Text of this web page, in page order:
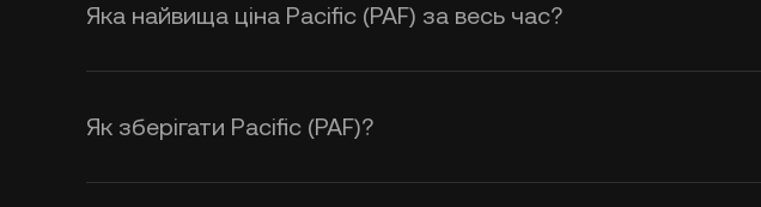
Яка найвища ціна Pacific (PAF) за весь час?
Як зберігати Pacific (PAF)?